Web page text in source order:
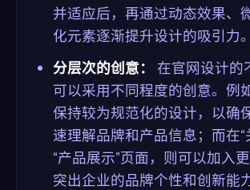
并适应后，再通过动态效果、
化元素逐渐提升设计的吸引力。
分层次的创意：
在官网设计的
可以采用不同程度的创意。例
保持较为规范化的设计，以确
速理解品牌和产品信息；而在“
“产品展示”页面，则可以加入
突出企业的品牌个性和创新能力